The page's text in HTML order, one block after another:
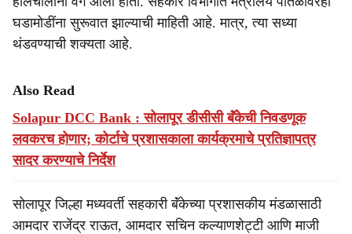
घडामोडींना सुरूवात झाल्याची माहिती आहे. मात्र, त्या सध्या
थंडवण्याची शक्यता आहे.
Also Read
Solapur DCC Bank : सोलापूर डीसीसी बॅंकेची निवडणूक
लवकरच होणार; कोर्टाचे प्रशासकाला कार्यक्रमाचे प्रतिज्ञापत्र
सादर करण्याचे निर्देश
सोलापूर जिल्हा मध्यवर्ती सहकारी बॅंकेच्या प्रशासकीय मंडळासाठी
आमदार राजेंद्र राऊत, आमदार सचिन कल्याणशेट्टी आणि माजी